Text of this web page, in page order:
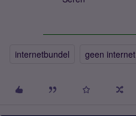
internetbundel geen internet